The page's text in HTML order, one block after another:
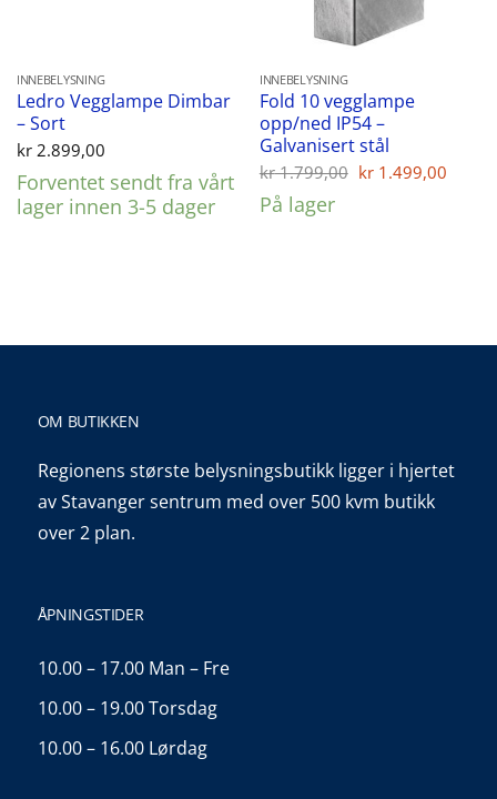
INNEBELYSNING
Ledro Vegglampe Dimbar
– Sort
kr2.899,00
Forventet sendt fra vårt
lager innen 3-5 dager
INNEBELYSNING
Fold 10 vegglampe
opp/ned IP54 –
Galvanisert stål
kr1.799,00 Opprinnelig
kr 1.499,00
På lager
OM BUTIKKEN
Regionens største belysningsbutikk ligger i hjertet
av Stavanger sentrum med over 500 kvm butikk
over 2 plan.
ÅPNINGSTIDER
10.00 – 17.00 Man – Fre
10.00 – 19.00 Torsdag
10.00 – 16.00 Lørdag